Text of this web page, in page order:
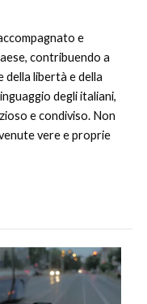
e
contribuendo a
della libertà e della
degli italiani,
e condiviso. Non
vere e proprie